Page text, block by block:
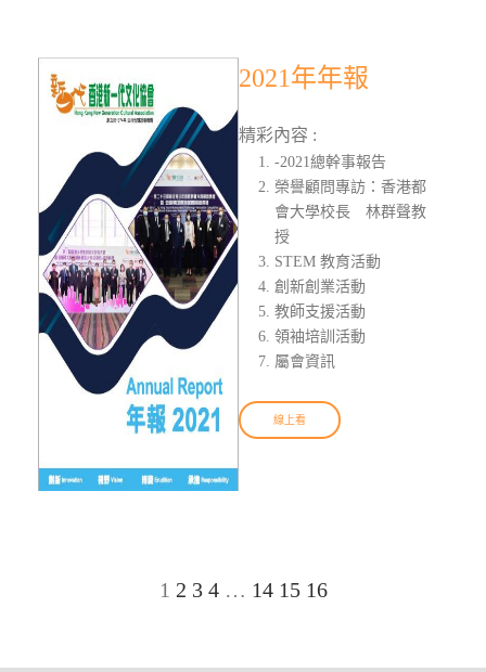
2021年年報
精彩內容 :
-2021總幹事報告
榮譽顧問專訪：香港都
會大學校長 林群聲教
授
STEM 教育活動
創新創業活動
教師支援活動
領袖培訓活動
屬會資訊
線上看
1 2 3 4 … 14 15 16